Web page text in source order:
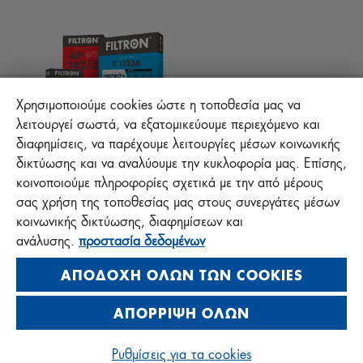
Προστασία +
FAQ
MANN+HUMMEL FT Poland
Sp. z o. o. Sp. k.
ul. Wrocławska 145, 63-800 GOSTYŃ, POLAND
Polityka prywatności
Impressum
© 2026 MANN+HUMMEL. All rights reserved.
Χρησιμοποιούμε cookies ώστε η τοποθεσία μας να
λειτουργεί σωστά, να εξατομικεύουμε περιεχόμενο και
διαφημίσεις, να παρέχουμε λειτουργίες μέσων κοινωνικής
δικτύωσης και να αναλύουμε την κυκλοφορία μας. Επίσης,
κοινοποιούμε πληροφορίες σχετικά με την από μέρους
σας χρήση της τοποθεσίας μας στους συνεργάτες μέσων
κοινωνικής δικτύωσης, διαφημίσεων και
ανάλυσης. προστασία δεδομένων
ΑΠΟΔΟΧΉ ΌΛΩΝ ΤΩΝ COOKIES
ΑΠΌΡΡΙΨΗ ΌΛΩΝ
Ρυθμίσεις για τα cookies